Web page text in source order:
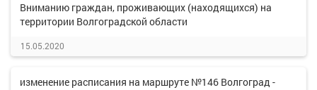
Вниманию граждан, проживающих (находящихся) на
территории Волгоградской области
15.05.2020
изменение расписания на маршруте №146 Волгоград -